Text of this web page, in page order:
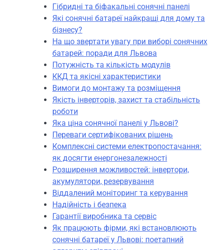
Гібридні та біфакальні сонячні панелі
Які сонячні батареї найкращі для дому та
бізнесу?
На що звертати увагу при виборі сонячних
батарей: поради для Львова
Потужність та кількість модулів
ККД та якісні характеристики
Вимоги до монтажу та розміщення
Якість інверторів, захист та стабільність
роботи
Яка ціна сонячної панелі у Львові?
Переваги сертифікованих рішень
Комплексні системи електропостачання:
як досягти енергонезалежності
Розширення можливостей: інвертори,
акумулятори, резервування
Віддалений моніторинг та керування
Надійність і безпека
Гарантії виробника та сервіс
Як працюють фірми, які встановлюють
сонячні батареї у Львові: поетапний